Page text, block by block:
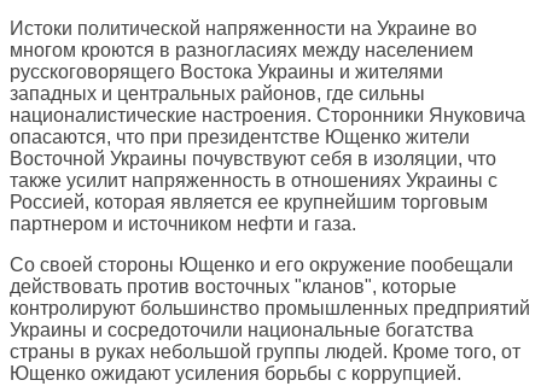
Истоки политической напряженности на Украине во
многом кроются в разногласиях между населением
русскоговорящего Востока Украины и жителями
западных и центральных районов, где сильны
националистические настроения. Сторонники Януковича
опасаются, что при президентстве Ющенко жители
Восточной Украины почувствуют себя в изоляции, что
также усилит напряженность в отношениях Украины с
Россией, которая является ее крупнейшим торговым
партнером и источником нефти и газа.
Со своей стороны Ющенко и его окружение пообещали
действовать против восточных "кланов", которые
контролируют большинство промышленных предприятий
Украины и сосредоточили национальные богатства
страны в руках небольшой группы людей. Кроме того, от
Ющенко ожидают усиления борьбы с коррупцией.